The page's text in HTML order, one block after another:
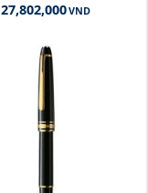
27,802,000VND